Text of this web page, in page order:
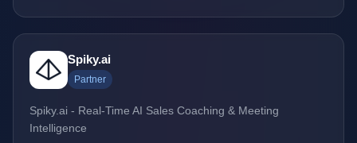
Spiky.ai
Partner
Spiky.ai - Real-Time AI Sales Coaching & Meeting
Intelligence